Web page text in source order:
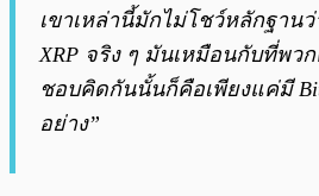
เขาเหล่านี้มักไม่โชว์หลักฐานว่
XRP จริง ๆ มันเหมือนกับที่พว
ชอบคิดกันนั้นก็คือเพียงแค่มี
อย่าง”